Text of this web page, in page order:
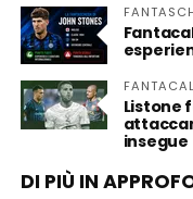
Listone
insegue
DI PIÙ IN